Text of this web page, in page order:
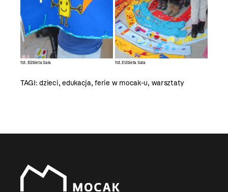
fot. Elżbieta Sala fot. Elżbieta Sala
TAGI:dzieci,edukacja,ferie w mocak-u, warsztaty